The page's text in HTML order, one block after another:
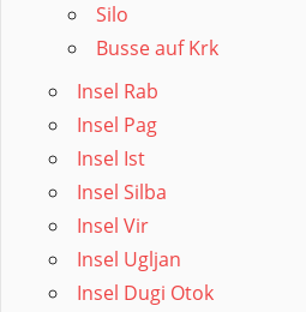
Silo
Busse auf Krk
Insel Rab
Insel Pag
Insel Ist
Insel Silba
Insel Vir
Insel Ugljan
Insel Dugi Otok